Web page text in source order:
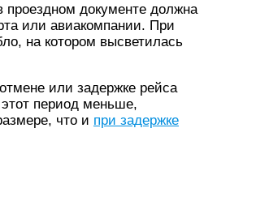
проездном документе должна
или авиакомпании. При
на котором высветилась
или задержке рейса
период меньше,
что и при задержке